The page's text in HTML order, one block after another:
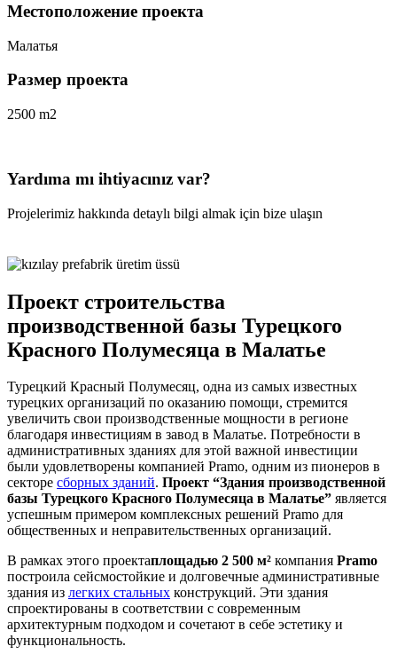
Местоположение проекта
Малатья
Размер проекта
2500 m2
Yardıma mı ihtiyacınız var?
Projelerimiz hakkında detaylı bilgi almak için bize ulaşın
Проект строительства
производственной базы Турецкого
Красного Полумесяца в Малатье
Турецкий Красный Полумесяц, одна из самых известных
турецких организаций по оказанию помощи, стремится
увеличить свои производственные мощности в регионе
благодаря инвестициям в завод в Малатье. Потребности в
административных зданиях для этой важной инвестиции
были удовлетворены компанией Pramo, одним из пионеров в
секторе сборных зданий. Проект “Здания производственной
базы Турецкого Красного Полумесяца в Малатье” является
успешным примером комплексных решений Pramo для
общественных и неправительственных организаций.
В рамках этого проектаплощадью 2 500 м² компания Pramo
построила сейсмостойкие и долговечные административные
здания из легких стальных конструкций. Эти здания
спроектированы в соответствии с современным
архитектурным подходом и сочетают в себе эстетику и
функциональность.